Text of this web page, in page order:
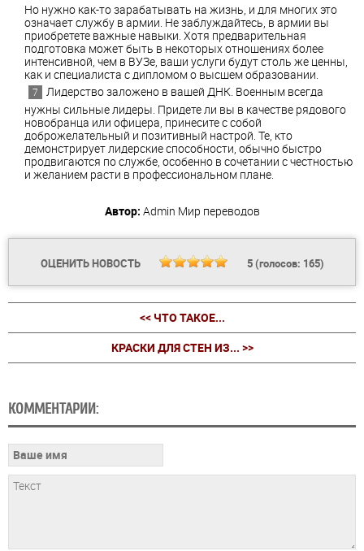
Но нужно как-тозарабатывать на жизнь и для многихэто
означаетслужбу в армии Незаблуждайтесь , в армии вы
приобретете важные навыки Хотя предварительная
подготовка можетбыть в некоторыхотношенияхболее
интенсивной чем в ВУЗе, ваши услуги будутстоль же ценны
как и специалиста с дипломомо высшем образовании.
Лидерствозаложено в вашей ДНК Военным всегда
нужны сильные лидеры Придете ли вы в качестве рядового
новобранца или офицера принеситессобой
доброжелательный и позитивный настрой Те кто
демонстрирует лидерскиеспособности обычнобыстро
продвигаются послужбе особенно в сочетании счестностью
и желанием расти в профессиональном плане
Автор: Admin Мир переводов
ОЦЕНИТЬ НОВОСТЬ 5(голосов: 165)
<< ЧТО ТАКОЕ...
КРАСКИ ДЛЯ СТЕН ИЗ... >>
КОММЕНТАРИИ: